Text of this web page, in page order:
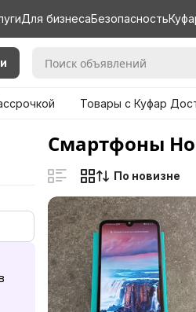
Для бизнесаБезопасность
Товары с Куфар
Смартфоны
По новизне